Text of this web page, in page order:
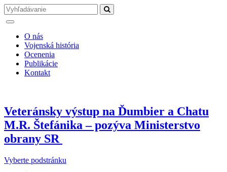
O nás
Vojenská história
Ocenenia
Publikácie
Kontakt
Veteránsky výstup na Ďumbier a Chatu
M.R. Štefánika – pozýva Ministerstvo
obrany SR
Vyberte podstránku